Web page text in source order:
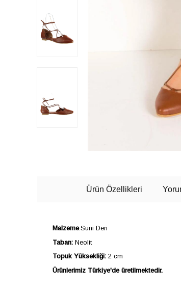
Ürün Özellikleri
Malzeme:Suni Deri
Taban: Neolit
Topuk Yüksekliği: 2 cm
Ürünlerimiz Türkiye'de üretilmektedir.